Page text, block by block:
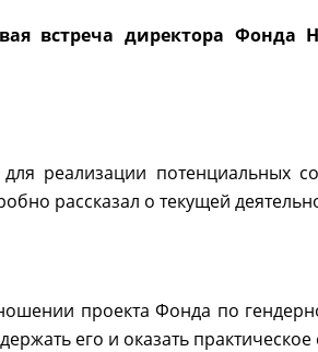
встреча директора
реализации
рассказал о текущей
проекта Фонда по
его и оказать практическое